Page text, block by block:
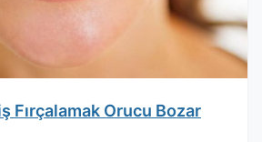
Fırçalamak Orucu Bozar